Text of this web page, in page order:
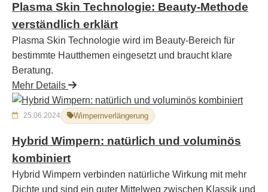
Plasma Skin Technologie: Beauty-Methode
verständlich erklärt
Plasma Skin Technologie wird im Beauty-Bereich für
bestimmte Hautthemen eingesetzt und braucht klare
Beratung.
Mehr Details
25.06.2024 Wimpernverlängerung
Hybrid Wimpern: natürlich und voluminös
kombiniert
Hybrid Wimpern verbinden natürliche Wirkung mit mehr
Dichte und sind ein guter Mittelweg zwischen Klassik und